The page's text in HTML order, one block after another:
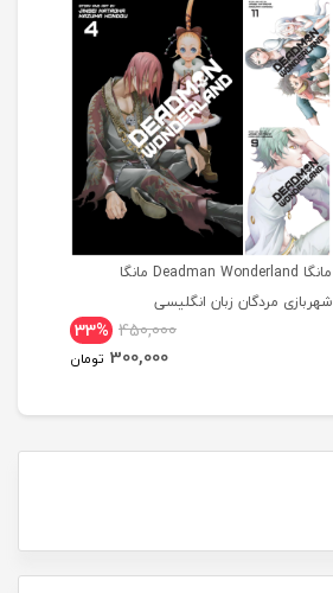
مانگا Deadman Wonderland مانگا
شهربازی مردگان زبان انگلیسی
33% 450,000
300,000 تومان